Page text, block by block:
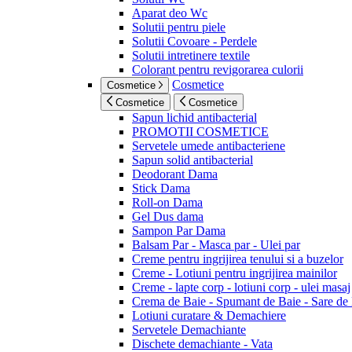
Aparat deo Wc
Solutii pentru piele
Solutii Covoare - Perdele
Solutii intretinere textile
Colorant pentru revigorarea culorii
Cosmetice Cosmetice
Cosmetice Cosmetice
Sapun lichid antibacterial
PROMOTII COSMETICE
Servetele umede antibacteriene
Sapun solid antibacterial
Deodorant Dama
Stick Dama
Roll-on Dama
Gel Dus dama
Sampon Par Dama
Balsam Par - Masca par - Ulei par
Creme pentru ingrijirea tenului si a buzelor
Creme - Lotiuni pentru ingrijirea mainilor
Creme - lapte corp - lotiuni corp - ulei masaj
Crema de Baie - Spumant de Baie - Sare de
Lotiuni curatare & Demachiere
Servetele Demachiante
Dischete demachiante - Vata